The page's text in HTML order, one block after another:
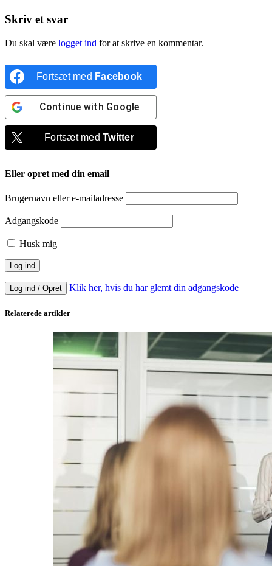
Skriv et svar
Du skal være logget ind for at skrive en kommentar.
Fortsæt med Facebook
Continue with Google
Fortsæt medTwitter
Eller opret med din email
Brugernavn eller e-mailadresse
Adgangskode
Husk mig
Log ind / Opret Klik her, hvis du har glemt din adgangskode
Relaterede artikler